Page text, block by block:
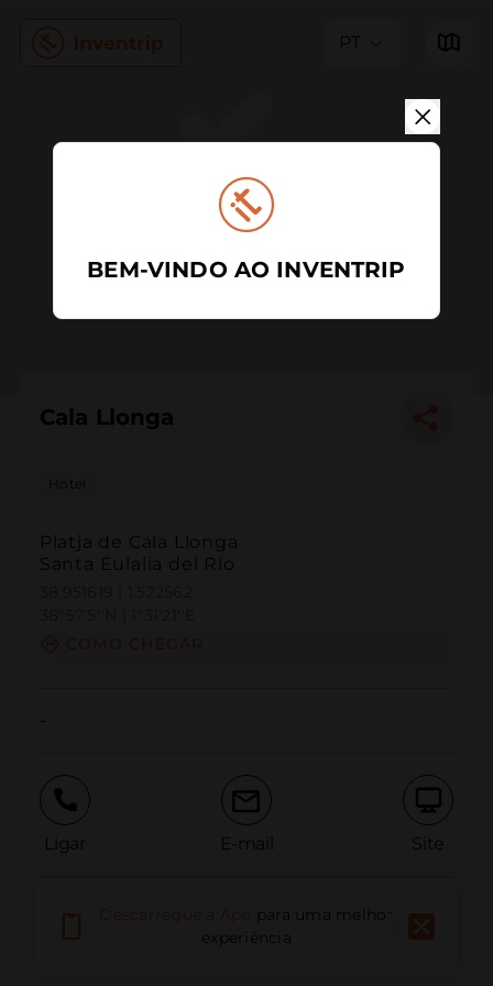
PT
Cala Llonga
Hotel
Platja de Cala Llonga
Santa Eulalia del Río
Ligar E-mail Site
Relatar problemapara uma melhor
experiência
BEM-VINDO AO INVENTRIP